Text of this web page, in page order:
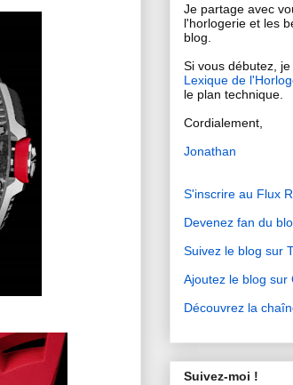
Je partage avec
l'horlogerie et les
blog.
Si vous débutez,
Lexique de
le plan technique.
Cordialement,
Jonathan
S'inscrire au Flux
Devenez fan du
Suivez le blog sur
Ajoutez le blog sur
Découvrez la
Suivez-moi !